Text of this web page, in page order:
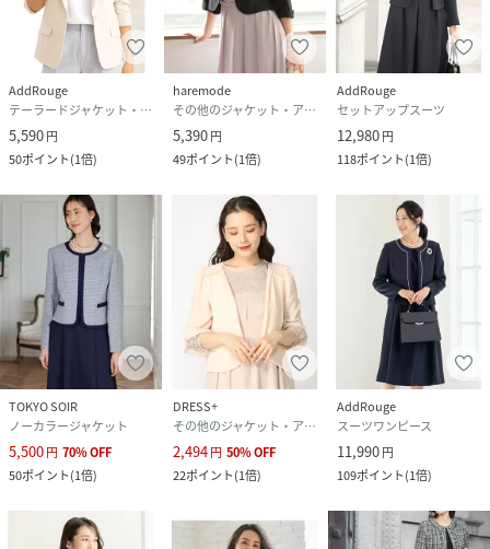
AddRouge
テーラードジャケット・ブレザー
5,590円
50ポイント(1倍)
haremode
その他のジャケット・アウター
5,390円
49ポイント(1倍)
AddRouge
セットアップスーツ
12,980円
118ポイント(1倍)
TOKYO SOIR
ノーカラージャケット
5,500円 70%OFF
50ポイント(1倍)
DRESS+
その他のジャケット・アウター
2,494円 50%OFF
22ポイント(1倍)
AddRouge
スーツワンピース
11,990円
109ポイント(1倍)